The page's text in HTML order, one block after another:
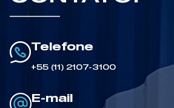
Telefone
+55 (11) 2107-3100
E-mail